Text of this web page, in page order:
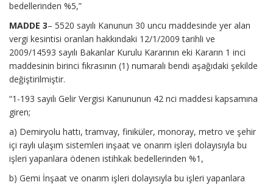
bedellerinden %5,”
MADDE 3– 5520 sayılı Kanunun 30 uncu maddesinde yer alan
vergi kesintisi oranlan hakkındaki 12/1/2009 tarihli ve
2009/14593 sayılı Bakanlar Kurulu Kararının eki Kararın 1 inci
maddesinin birinci fıkrasının (1) numaralı bendi aşağıdaki şekilde
değiştirilmiştir.
“1-193 sayılı Gelir Vergisi Kanununun 42 nci maddesi kapsamına
giren;
a) Demiryolu hattı, tramvay, finiküler, monoray, metro ve şehir
içi raylı ulaşım sistemleri inşaat ve onarım işleri dolayısıyla bu
işleri yapanlara ödenen istihkak bedellerinden %1,
b) Gemi İnşaat ve onarım işleri dolayısıyla bu işleri yapanlara